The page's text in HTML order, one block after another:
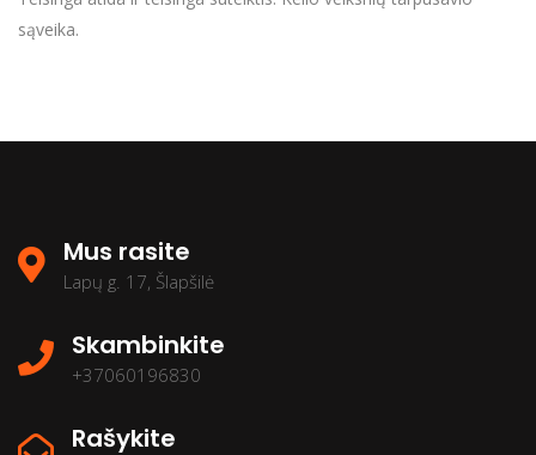
sąveika.
Mus rasite
Lapų g. 17, Šlapšilė
Skambinkite
+37060196830
Rašykite